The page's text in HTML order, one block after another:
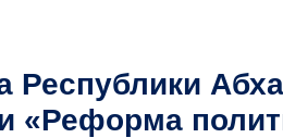
Республики
«Реформа